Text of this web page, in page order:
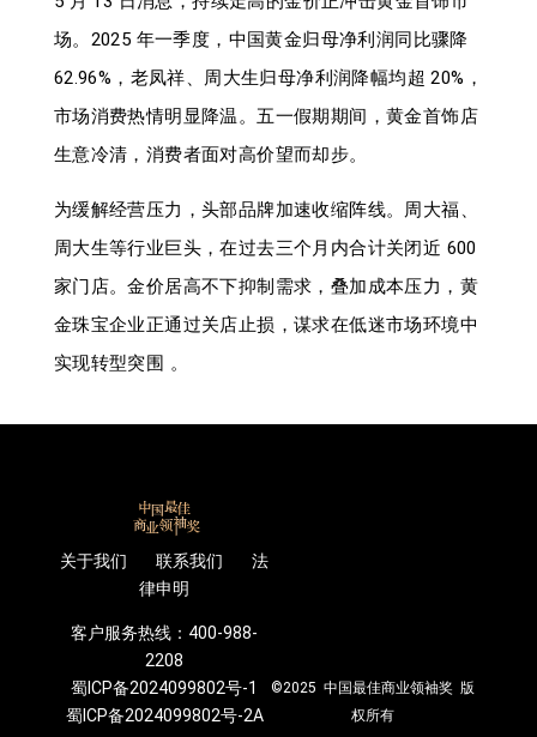
场。2025 年一季度，中国黄金归母净利润同比骤降
62.96%，老凤祥、周大生归母净利润降幅均超 20%，
市场消费热情明显降温。五一假期期间，黄金首饰店
生意冷清，消费者面对高价望而却步。
为缓解经营压力，头部品牌加速收缩阵线。周大福、
周大生等行业巨头，在过去三个月内合计关闭近 600
家门店。金价居高不下抑制需求，叠加成本压力，黄
金珠宝企业正通过关店止损，谋求在低迷市场环境中
实现转型突围 。
关于我们 联系我们 法
律申明
客户服务热线：400-988-
2208
蜀ICP备2024099802号-1
蜀ICP备2024099802号-2A
©2025 中国最佳商业领袖奖 版
权所有